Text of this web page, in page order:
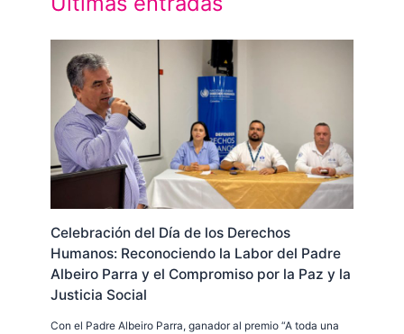
Celebración del Día de los Derechos
Humanos: Reconociendo la Labor del Padre
Albeiro Parra y el Compromiso por la Paz y la
Justicia Social
Con el Padre Albeiro Parra, ganador al premio “A toda una